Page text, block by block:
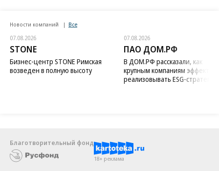
Новости компаний Все
07.08.2026
STONE
Бизнес-центр STONE Римская
возведен в полную высоту
07.08.2026
ПАО ДОМ.РФ
В ДОМ.РФ рассказали, как
крупным компаниям
реализовывать ESG-стратегию
Благотворительный фонд
18+ реклама